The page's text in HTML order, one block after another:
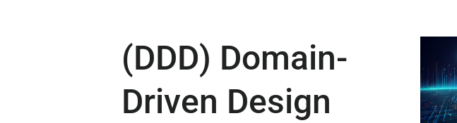
(DDD) Domain-
Driven Design